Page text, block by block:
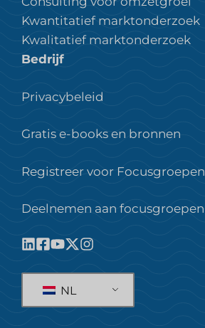
Kwantitatief marktonderzoek
Kwalitatief marktonderzoek
Bedrijf
Privacybeleid
Gratis e-books en bronnen
Registreer voor Focusgroepen
Deelnemen aan focusgroepen
NL